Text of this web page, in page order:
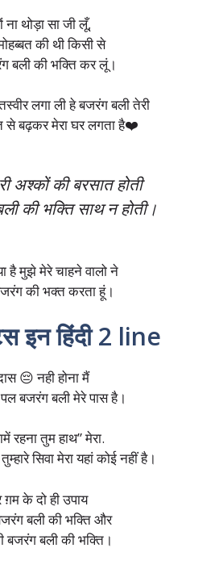
ना थोड़ा सा जी लूँ,
की थी किसी से
बली की भक्ति कर लूं।
लगा ली हे बजरंग बली तेरी
से बढ़कर मेरा घर लगता है❤️
अश्कों की बरसात होती
की भक्ति साथ न होती।
है मुझे मेरे चाहने वालो ने
की भक्त करता हूं।
इन हिंदी 2 line
😔 नही होना मैं
बजरंग बली मेरे पास है।
रहना तुम हाथ” मेरा.
सिवा मेरा यहां कोई नहीं है।
ग़म के दो ही उपाय
बली की भक्ति और
बजरंग बली की भक्ति।